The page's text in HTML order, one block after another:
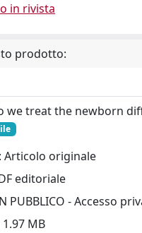
in rivista
prodotto:
we treat the newborn
Articolo originale
editoriale
PUBBLICO - Accesso
MB